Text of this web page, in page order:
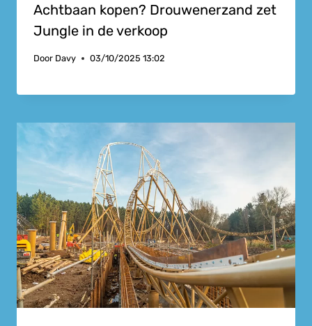
Achtbaan kopen? Drouwenerzand zet
Jungle in de verkoop
Door Davy 03/10/2025 13:02